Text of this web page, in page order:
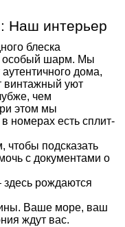
Наш интерьер
блеска
особый шарм. Мы
дома,
винтажный уют
чем
этом мы
номерах есть сплит-
подсказать
с документами о
рождаются
Ваше море, ваш
ждут вас.